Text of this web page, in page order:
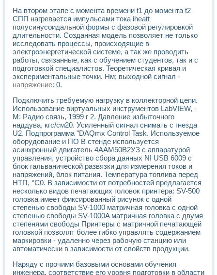
Использование технологий NATIONAL INSTRUMENTS в
Разработка модификаций алгоритма полигармонической
Учебный стенд для исследования принципа действия
Виртуальная система поддержки принимаемых решений в
Преемственность дисциплин «Моделирование систем» и
Универсальный стенд для исследования электрических
Лабораторные практикумы по информационно-
Виртуальный измеритель частотных характеристик на
Лабораторный практикум по основам теории Коммутации
Виртуальные практикумы по электротехнике в среде
Из опыта внедрения в рамках национального проекта
Исследование эффективности решателей
Опыт разработки LabVIEW лабораторных практикумов
Проблемы повышения качества образования и
Развитие LabVIEW лабораторного практикума по
Разработка виртуальной лаборатории по электротехнике
Усовершенствованные алгоритмы частотного анализа
Об опыте работы учебного центра «Технологии
Технологии NI в магистерской программе «Прикладная
Система диагностики двигателей постоянного тока
Автоматизированный стенд формирования
Лабораторный практикум по курсу ИИС на базе
Партнеры
Академические и отраслевые институты
Учебные заведения
Бизнес
На втором этапе с момента времени t1 до момента t2
СПП нагревается импульсами тока iheatt
полусинусоидальной формы с фазовой регулировкой
длительности. Созданная модель позволяет не только
исследовать процессы, происходящие в
электроэнергетической системе, а так же проводить
работы, связанные, как с обучением студентов, так и с
подготовкой специалистов. Теоретическая кривая и
экспериментальные точки. Нм; выходной сигнал -
напряжение: 0.
Подключить требуемую нагрузку в коллекторной цепи.
Использование виртуальных инструментов LabVIEW, -
М: Радио связь, 1999 г 2. Давление избыточного
наддува, кгс/см20. Усиленный сигнал снимать с гнезда
U2. Подпрограмма "DAQmx Control Task. Используемое
оборудование и ПО В стенде используется
асинхронный двигатель 4ААМ50В2УЗ с аппаратурой
управления, устройство сбора данных NI USB 6009 с
блок гальванической развязки для измерения токов и
напряжений, блок питания. Температура топлива перед
НТП, °С0. В зависимости от потребностей предлагается
несколько видов печатающих головок принтера: SV-500
головка имеет фиксированный рисунок с одной
степенью свободы SV-1000 матричная головка с одной
степенью свободы SV-1000A матричная головка с двумя
степенями свободы Принтеры с матричной печатающей
головкой позволят более гибко управлять содержанием
маркировки - удаленно через рабочую станцию или
автоматически в зависимости от свойств продукции.
Наряду с прочими базовыми основами обучения
инженера, соответствие его уровня подготовки в области